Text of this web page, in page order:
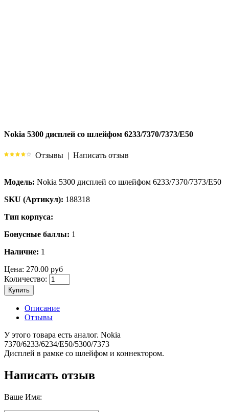
Nokia 5300 дисплей со шлейфом 6233/7370/7373/E50
Отзывы | Написать отзыв
Модель: Nokia 5300 дисплей со шлейфом 6233/7370/7373/E50
SKU (Артикул): 188318
Тип корпуса:
Бонусные баллы: 1
Наличие: 1
Цена: 270.00 руб
Количество:
Купить
Описание
Отзывы
У этого товара есть аналог. Nokia
7370/6233/6234/E50/5300/7373
Дисплей в рамке со шлейфом и коннектором.
Написать отзыв
Ваше Имя: